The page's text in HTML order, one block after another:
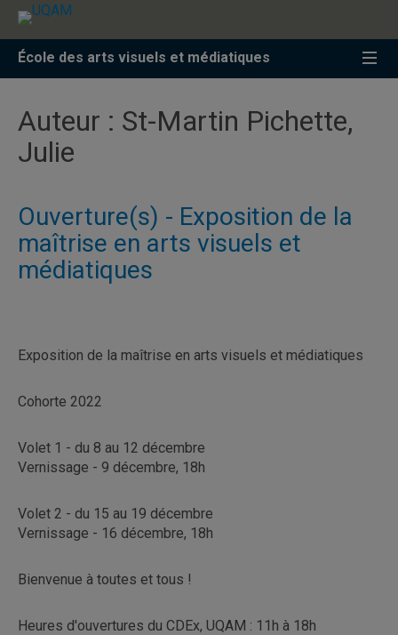
Accéder
recherche
Accéder
menu
pricipal
Accéder
zone
École des arts visuels et médiatiques
Auteur : St-Martin Pichette,
Julie
Ouverture(s) - Exposition de la
maîtrise en arts visuels et
médiatiques
Exposition de la maîtrise en arts visuels et médiatiques
Cohorte 2022
Volet 1 - du 8 au 12 décembre
Vernissage - 9 décembre, 18h
Volet 2 - du 15 au 19 décembre
Vernissage - 16 décembre, 18h
Bienvenue à toutes et tous !
Heures d'ouvertures du CDEx, UQAM : 11h à 18h